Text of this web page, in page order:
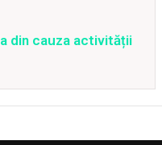
din cauza activității